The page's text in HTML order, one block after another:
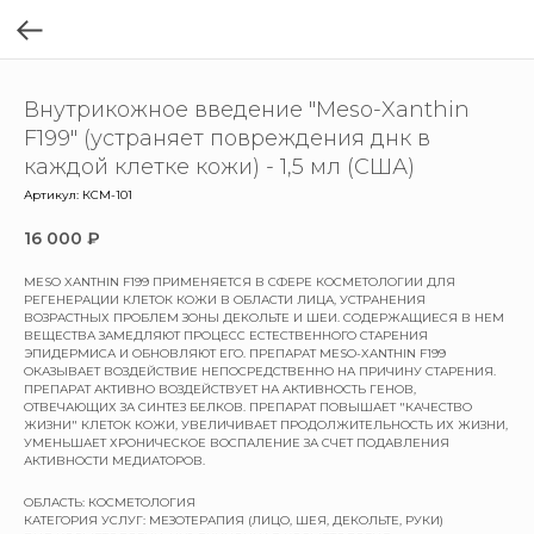
Внутрикожное введение "Meso-Xanthin
F199" (устраняет повреждения днк в
каждой клетке кожи) - 1,5 мл (США)
Артикул: КСМ-101
16 000 ₽
MESO XANTHIN F199 ПРИМЕНЯЕТСЯ В СФЕРЕ КОСМЕТОЛОГИИ ДЛЯ
РЕГЕНЕРАЦИИ КЛЕТОК КОЖИ В ОБЛАСТИ ЛИЦА, УСТРАНЕНИЯ
ВОЗРАСТНЫХ ПРОБЛЕМ ЗОНЫ ДЕКОЛЬТЕ И ШЕИ. СОДЕРЖАЩИЕСЯ В НЕМ
ВЕЩЕСТВА ЗАМЕДЛЯЮТ ПРОЦЕСС ЕСТЕСТВЕННОГО СТАРЕНИЯ
ЭПИДЕРМИСА И ОБНОВЛЯЮТ ЕГО. ПРЕПАРАТ MESO-XANTHIN F199
ОКАЗЫВАЕТ ВОЗДЕЙСТВИЕ НЕПОСРЕДСТВЕННО НА ПРИЧИНУ СТАРЕНИЯ.
ПРЕПАРАТ АКТИВНО ВОЗДЕЙСТВУЕТ НА АКТИВНОСТЬ ГЕНОВ,
ОТВЕЧАЮЩИХ ЗА СИНТЕЗ БЕЛКОВ. ПРЕПАРАТ ПОВЫШАЕТ "КАЧЕСТВО
ЖИЗНИ" КЛЕТОК КОЖИ, УВЕЛИЧИВАЕТ ПРОДОЛЖИТЕЛЬНОСТЬ ИХ ЖИЗНИ,
УМЕНЬШАЕТ ХРОНИЧЕСКОЕ ВОСПАЛЕНИЕ ЗА СЧЕТ ПОДАВЛЕНИЯ
АКТИВНОСТИ МЕДИАТОРОВ.
ОБЛАСТЬ: КОСМЕТОЛОГИЯ
КАТЕГОРИЯ УСЛУГ: МЕЗОТЕРАПИЯ (ЛИЦО, ШЕЯ, ДЕКОЛЬТЕ, РУКИ)